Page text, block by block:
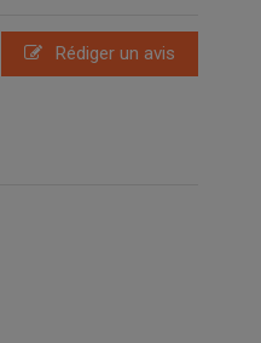
Rédiger un avis